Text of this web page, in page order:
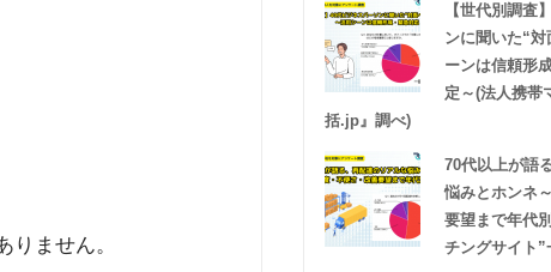
ません。
【世代別調査
ンに聞いた“
ーンは信頼形
定～(法人携帯
括.jp』調べ)
70代以上が語
悩みとホンネ
要望まで年代
チングサイト